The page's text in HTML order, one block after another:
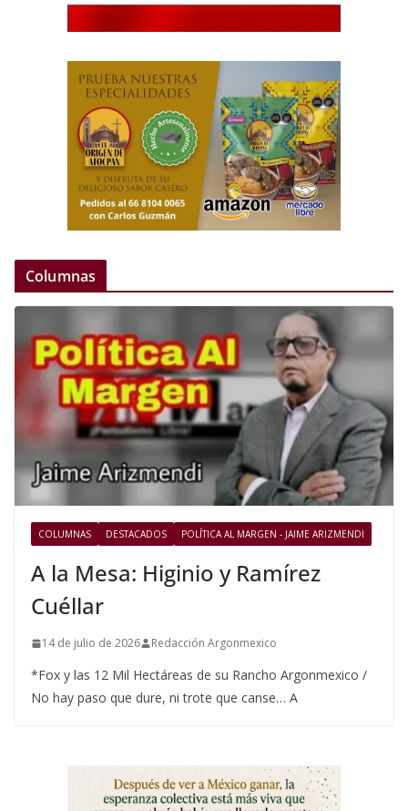
Columnas
COLUMNAS DESTACADOS POLÍTICA AL MARGEN - JAIME ARIZMENDI
A la Mesa: Higinio y Ramírez
Cuéllar
14 de julio de 2026 Redacción Argonmexico
*Fox y las 12 Mil Hectáreas de su Rancho Argonmexico /
No hay paso que dure, ni trote que canse… A